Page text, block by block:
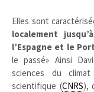
Elles sont
localement
l’Espagne et le
le passé» Ainsi
sciences du
scientifique (CNRS),